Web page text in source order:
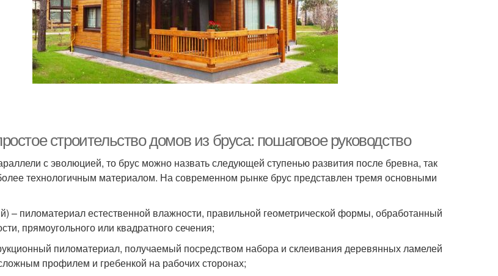
строительство домов из бруса: пошаговое руководство
с эволюцией, то брус можно назвать следующей ступенью развития после бревна, так
технологичным материалом. На современном рынке брус представлен тремя основными
– пиломатериал естественной влажности, правильной геометрической формы, обработанный
прямоугольного или квадратного сечения;
пиломатериал, получаемый посредством набора и склеивания деревянных ламелей
профилем и гребенкой на рабочих сторонах;